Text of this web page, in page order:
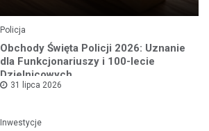
Policja
Obchody Święta Policji 2026: Uznanie
dla Funkcjonariuszy i 100-lecie
Dzielnicowych
31 lipca 2026
Inwestycje